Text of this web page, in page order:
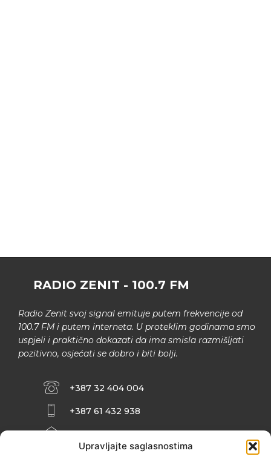
Upravljajte saglasnostima
RADIO ZENIT - 100.7 FM
Radio Zenit svoj signal emituje putem frekvencije od
100.7 FM i putem interneta. U proteklim godinama smo
uspjeli i praktično dokazati da ima smisla razmišljati
pozitivno, osjećati se dobro i biti bolji.
+387 32 404 004
+387 61 432 938
INFO@ZENIT.BA